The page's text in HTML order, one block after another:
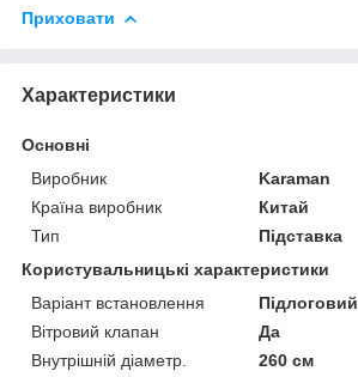
Приховати
Характеристики
Основні
Виробник
Karaman
Країна виробник
Китай
Тип
Підставка
Користувальницькі характеристики
Варіант встановлення
Підлоговий
Вітровий клапан
Да
Внутрішній діаметр.
260 см